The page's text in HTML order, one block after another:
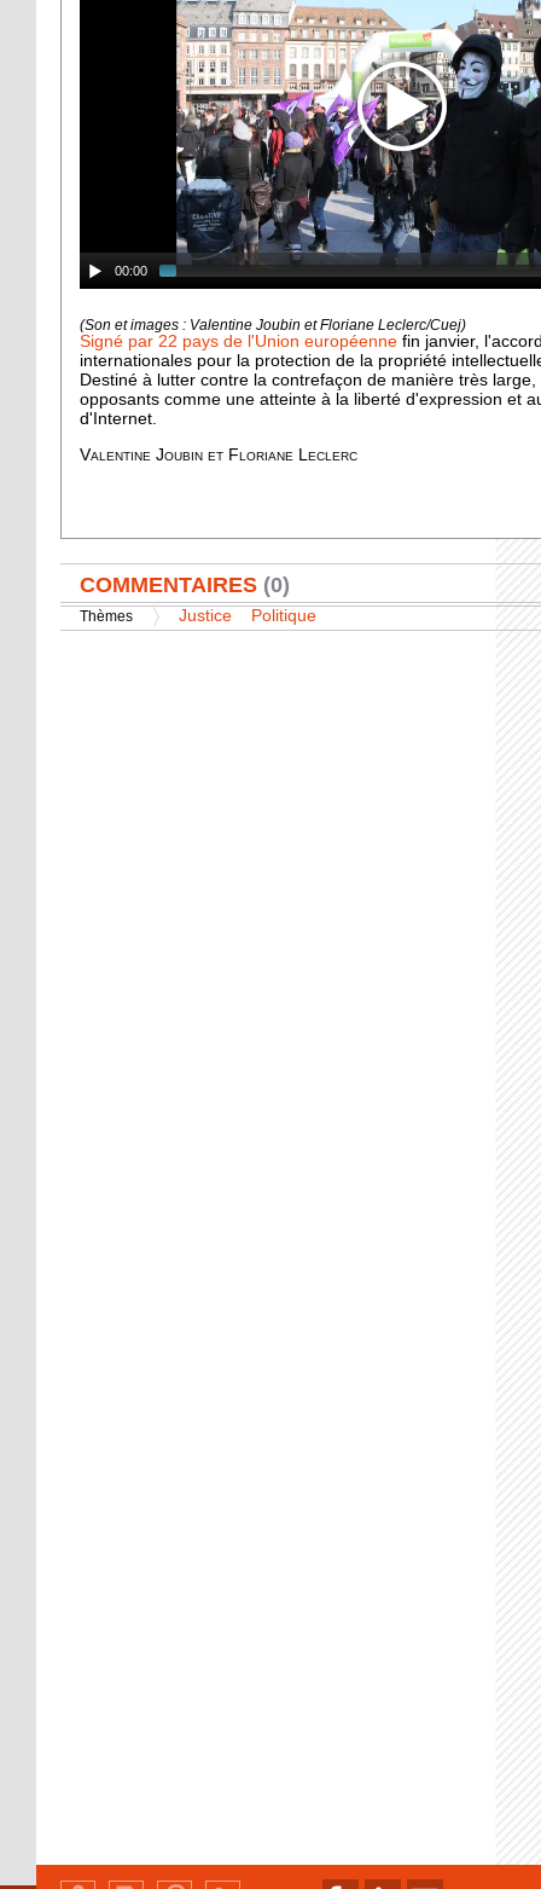
00:00
(Son et images : Valentine Joubin et Floriane Leclerc/Cuej)
Signé par 22 pays de l'Union européenne fin janvier,
internationales pour la protection de la propriété
Destiné à lutter contre la contrefaçon de manière très
opposants comme une atteinte à la liberté d'expression et
d'Internet.
Valentine Joubin et Floriane Leclerc
AFFICHER
COMMENTAIRES (0)
Thèmes Justice Politique